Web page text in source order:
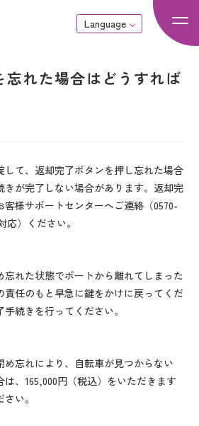
Language
忘れた場合はどうすれば
して、返却完了ボタンを押し忘れた場合
きが完了しない場合があります。返却完
様サポートセンターへご連絡（0570-
）ください。
忘れた状態でポートから離れてしまった
任のもと早急に鍵をかけに戻ってくだ
続きを行ってください。
忘れにより、自転車が見つからない
は、165,000円（税込）をいただきます
い。